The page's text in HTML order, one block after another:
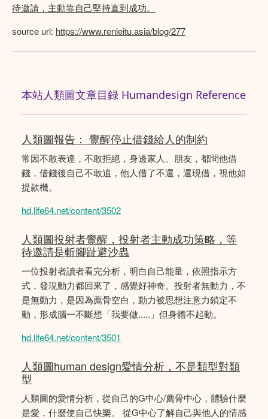
待邀請，主動靠自己堅持直到成功。
source url: https://www.renleitu.asia/blog/277
本站人類圖文章目録 Humandesign Reference
人類圖報告： 覺醒停止借錢給人的制約
常因不敢表達，不敢拒絕，身邊家人、朋友，都問他借
錢，借錢後自己不敢追，他人借了不還，還現借，視他如
提款機。
hd.life64.net/content/3502
人類圖投射者覺醒，投射者主動成功策略，等
待邀請是斬腳趾避沙蟲
一位投射者讀者看完分析，明白自己能量，依照指示方
式，發現動力都回來了，感覺好神奇。投射者無動力，不
是無動力，是因為薦骨空白，動力被思想注意力鎖定不
動，形成腦一不斷想「我要做.....」但身體不起動。
hd.life64.net/content/3501
人類圖human design愛情分析，不是類型對類
型
人類圖的愛情分析，從自己的G中心/薦骨中心，體驗什麼
是愛，什麼使自己快樂。 從G中心了解自己與他人的情感